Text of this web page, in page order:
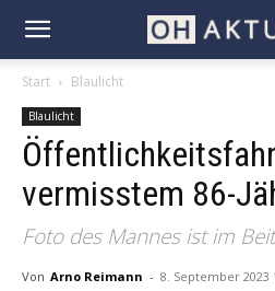
Start Blaulicht
Blaulicht
vermisstem 86-
Foto des Mannes ist im
Von Arno Reimann - 8. September 2023